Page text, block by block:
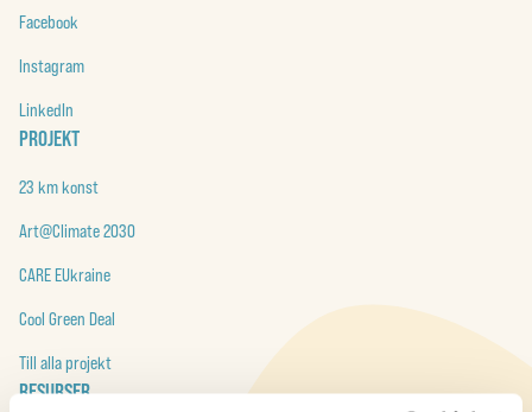
Facebook
Instagram
LinkedIn
PROJEKT
23 km konst
Art@Climate 2030
CARE EUkraine
Cool Green Deal
Till alla projekt
RESURSER